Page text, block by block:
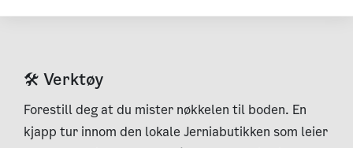
🛠 Verktøy
Forestill deg at du mister nøkkelen til boden. En
kjapp tur innom den lokale Jerniabutikken som leier